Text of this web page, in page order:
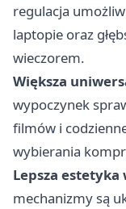
regulacja
laptopie oraz
wieczorem.
Większa
wypoczynek
filmów i
wybierania
Lepsza
mechanizmy są